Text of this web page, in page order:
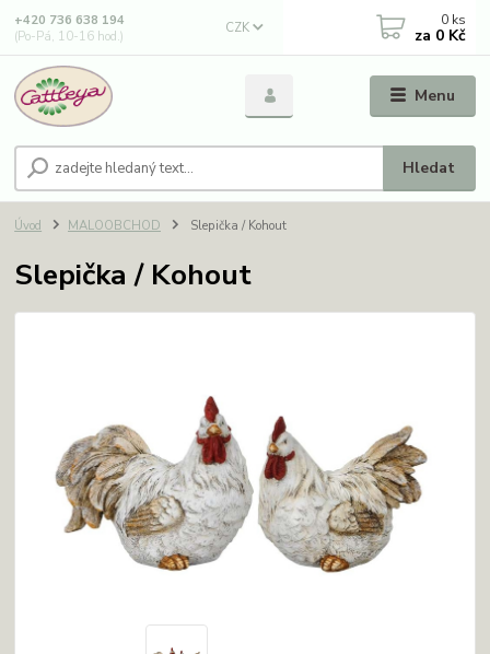
Menu
CZK
Hledat
+420 736 638 194
(Po-Pá, 10-16 hod.)
0 ks
za 0 Kč
Úvod MALOOBCHOD Slepička / Kohout
Slepička / Kohout